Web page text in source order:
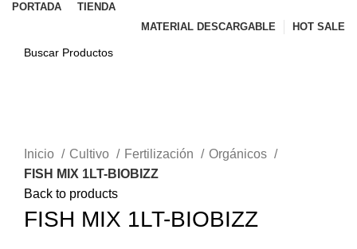
PORTADA
TIENDA
MATERIAL DESCARGABLE
HOT SALE
Inicio
Cultivo Fertilización
Orgánicos
FISH MIX 1LT-BIOBIZZ
Back to products
FISH MIX 1LT-BIOBIZZ